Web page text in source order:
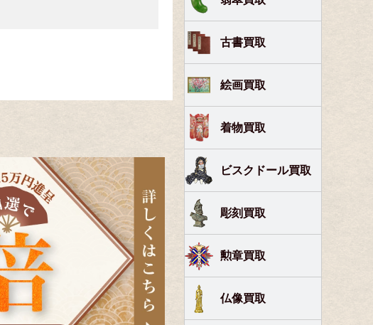
古書買取
絵画買取
着物買取
ビスクドール買取
彫刻買取
勲章買取
仏像買取